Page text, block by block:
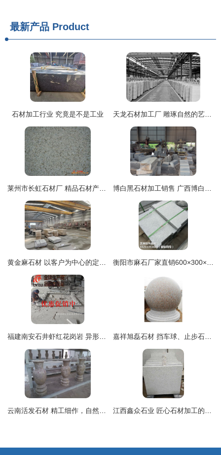
最新产品 Product
石材加工行业 究竟是不是工业